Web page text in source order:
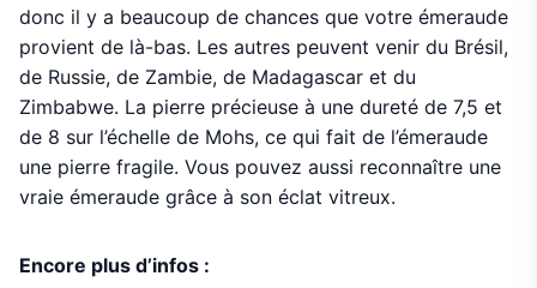
donc il y a beaucoup de chances que votre émeraude
provient de là-bas. Les autres peuvent venir du Brésil,
de Russie, de Zambie, de Madagascar et du
Zimbabwe. La pierre précieuse à une dureté de 7,5 et
de 8 sur l’échelle de Mohs, ce qui fait de l’émeraude
une pierre fragile. Vous pouvez aussi reconnaître une
vraie émeraude grâce à son éclat vitreux.
Encore plus d’infos :